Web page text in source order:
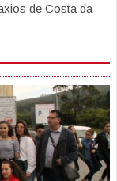
de Costa da